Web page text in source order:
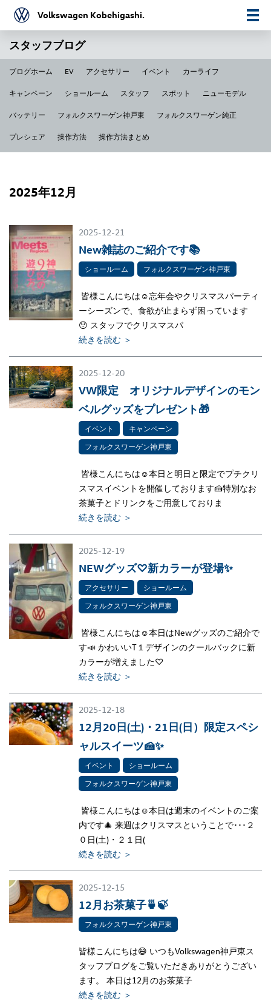
Volkswagen Kobehigashi.
スタッフブログ
ブログホーム EV アクセサリー イベント カーライフ
キャンペーン ショールーム スタッフ スポット ニューモデル
バッテリー フォルクスワーゲン神戸東 フォルクスワーゲン純正
プレシェア 操作方法 操作方法まとめ
2025年12月
2025-12-21
New雑誌のご紹介です📚
ショールーム フォルクスワーゲン神戸東
皆様こんにちは☺忘年会やクリスマスパーティ
ーシーズンで、食欲が止まらず困っています
😯 スタッフでクリスマスパ
続きを読む ＞
2025-12-20
VW限定 オリジナルデザインのモン
ベルグッズをプレゼント🎁
イベント
キャンペーン
フォルクスワーゲン神戸東
皆様こんにちは☺本日と明日と限定でプチクリ
スマスイベントを開催しております🍰特別なお
茶菓子とドリンクをご用意しておりま
続きを読む ＞
2025-12-19
NEWグッズ♡新カラーが登場✨
アクセサリー
ショールーム
フォルクスワーゲン神戸東
皆様こんにちは☺本日はNewグッズのご紹介で
す📣 かわいいT１デザインのクールバックに新
カラーが増えました♡
続きを読む ＞
2025-12-18
12月20日(土)・21日(日）限定スペシ
ャルスイーツ🍰✨
イベント
ショールーム
フォルクスワーゲン神戸東
皆様こんにちは☺本日は週末のイベントのご案
内です🎄 来週はクリスマスということで･･･２
０日(土)・２１日(
続きを読む ＞
2025-12-15
12月お茶菓子🍵🍃
フォルクスワーゲン神戸東
皆様こんにちは😄 いつもVolkswagen神戸東ス
タッフブログをご覧いただきありがとうござい
ます。 本日は12月のお茶菓子
続きを読む ＞